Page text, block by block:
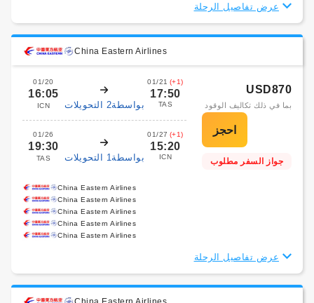
عرض تفاصيل الرحلة
China Eastern Airlines
01/20
16:05
ICN بواسطة2 التحويلات
01/21 (+1)
17:50
TAS
01/26
19:30
TAS بواسطة1 التحويلات
01/27 (+1)
15:20
ICN
USD870
بما في ذلك تكاليف الوقود
جواز السفر مطلوب
China Eastern Airlines
China Eastern Airlines
China Eastern Airlines
China Eastern Airlines
China Eastern Airlines
عرض تفاصيل الرحلة